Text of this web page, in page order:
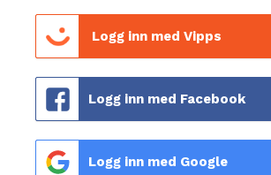
Logg inn med Vipps
Logg inn med Facebook
Logg inn med Google